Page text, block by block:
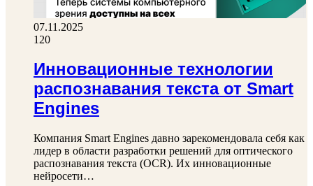
07.11.2025
120
Инновационные технологии
распознавания текста от Smart
Engines
Компания Smart Engines давно зарекомендовала себя как
лидер в области разработки решений для оптического
распознавания текста (OCR). Их инновационные
нейросети…